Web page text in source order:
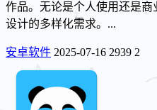
作品。无论是个人使用还是
设计的多样化需求。...
安卓软件 2025-07-16 2939 2